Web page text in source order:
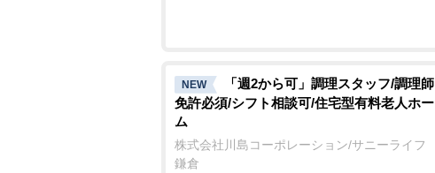
NEW
「週2から可」調理スタッフ/調理師
免許必須/シフト相談可/住宅型有料老人ホー
ム
株式会社川島コーポレーション/サニーライフ
鎌倉